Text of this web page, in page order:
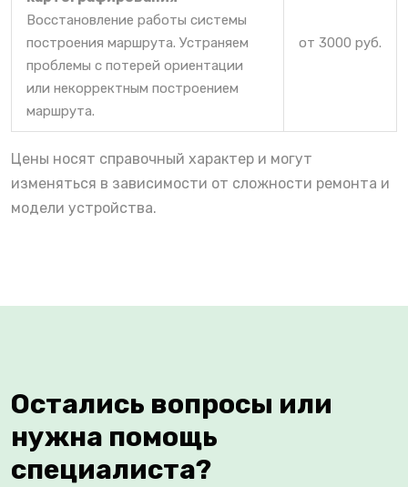
Восстановление работы системы
построения маршрута. Устраняем
проблемы с потерей ориентации
или некорректным построением
маршрута.
от 3000 руб.
Цены носят справочный характер и могут
изменяться в зависимости от сложности ремонта и
модели устройства.
Остались вопросы или
нужна помощь
специалиста?